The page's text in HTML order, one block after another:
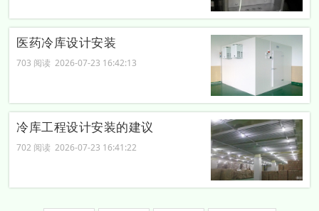
医药冷库设计安装
703 阅读 2026-07-23 16:42:13
冷库工程设计安装的建议
702 阅读 2026-07-23 16:41:22